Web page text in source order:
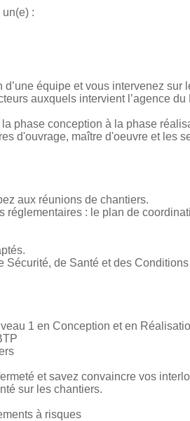
:
équipe et vous intervenez
auxquels intervient l’agence du
phase conception à la phase
d'ouvrage, maître d'oeuvre et les
aux réunions de chantiers.
réglementaires : le plan de
de Santé et des
1 en Conception et en
et savez convaincre vos
sur les chantiers.
à risques